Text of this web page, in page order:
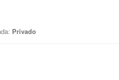
Privado